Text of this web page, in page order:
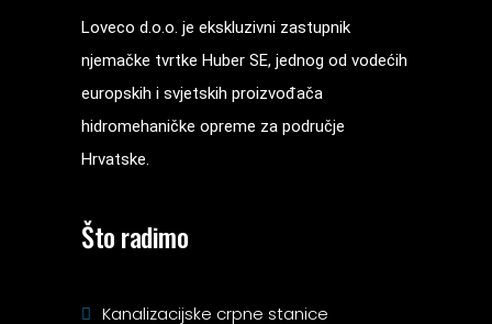
Loveco d.o.o. je ekskluzivni zastupnik
njemačke tvrtke Huber SE, jednog od vodećih
europskih i svjetskih proizvođača
hidromehaničke opreme za područje
Hrvatske.
Što radimo
Kanalizacijske crpne stanice